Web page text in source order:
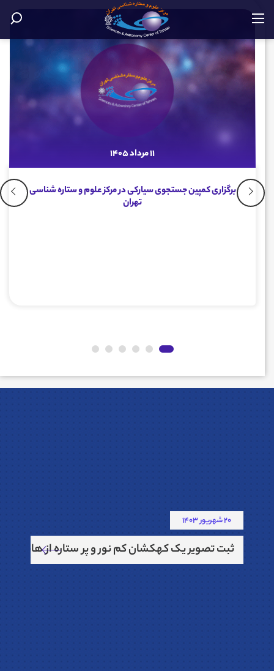
11 مرداد 1405
برگزاری کم‍‍‍پین جستجوی سیارکی در مرکز علوم و ستاره شناسی
تهران
20 شهریور 1403
ثبت تصویر یک کهکشان کم نور و پر ستاره از هابل: